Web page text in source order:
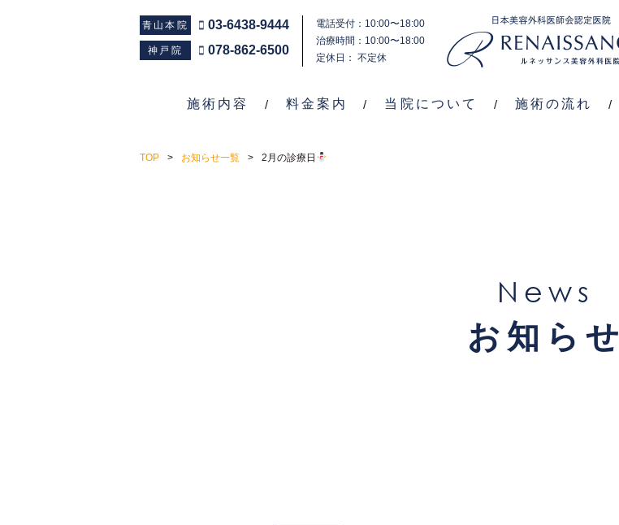
青山本院 03-6438-9444
神戸院 078-862-6500
電話受付：10:00〜18:00
治療時間：10:00〜18:00
定休日： 不定休
施術内容 料金案内 当院について 施術の流れ
施
術
料
当院
施術
の流
TOP お知らせ一覧 2月の診療日
News
お知らせ